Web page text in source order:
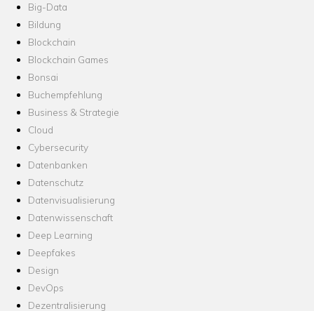
Big-Data
Bildung
Blockchain
Blockchain Games
Bonsai
Buchempfehlung
Business & Strategie
Cloud
Cybersecurity
Datenbanken
Datenschutz
Datenvisualisierung
Datenwissenschaft
Deep Learning
Deepfakes
Design
DevOps
Dezentralisierung